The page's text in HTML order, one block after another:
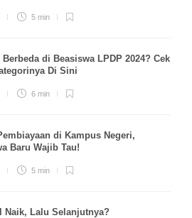
5 min
di Beasiswa LPDP 2024? Cek
Di Sini
6 min
di Kampus Negeri,
Baru Wajib Tau!
5 min
Naik, Lalu Selanjutnya?